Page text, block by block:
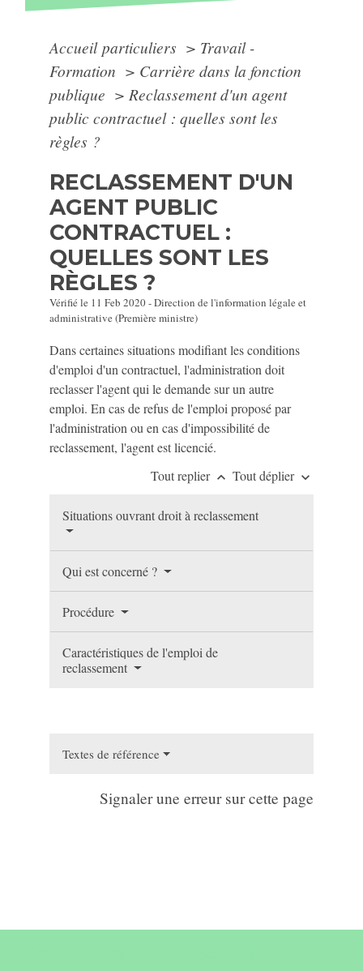
Accueil particuliers > Travail -
Formation > Carrière dans la fonction
publique > Reclassement d'un agent
public contractuel : quelles sont les
règles ?
RECLASSEMENT D'UN
AGENT PUBLIC
CONTRACTUEL :
QUELLES SONT LES
RÈGLES ?
Vérifié le 11 Feb 2020 - Direction de l'information légale et
administrative (Première ministre)
Dans certaines situations modifiant les conditions
d'emploi d'un contractuel, l'administration doit
reclasser l'agent qui le demande sur un autre
emploi. En cas de refus de l'emploi proposé par
l'administration ou en cas d'impossibilité de
reclassement, l'agent est licencié.
Tout replier keyboard_arrow_up Tout déplier keyboard_arrow_down
Situations ouvrant droit à reclassement
Qui est concerné ?
Procédure
Caractéristiques de l'emploi de
reclassement
Textes de référence
Signaler une erreur sur cette page